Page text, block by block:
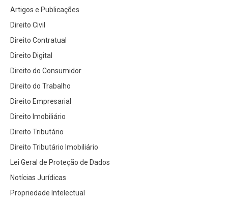
Artigos e Publicações
Direito Civil
Direito Contratual
Direito Digital
Direito do Consumidor
Direito do Trabalho
Direito Empresarial
Direito Imobiliário
Direito Tributário
Direito Tributário Imobiliário
Lei Geral de Proteção de Dados
Notícias Jurídicas
Propriedade Intelectual